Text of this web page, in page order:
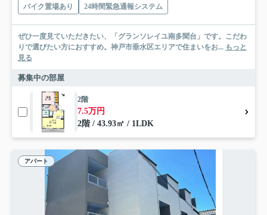
バイク置場あり
24時間緊急通報システム
ぜひ一度見ていただきたい、「グランソレイユ南多聞台」です。こだわ
りで選びたい方におすすめ。神戸市垂水区エリアで住まいをお... もっと
見る
募集中の部屋
2階
7.5万円
2階 / 43.93㎡ / 1LDK
アパート